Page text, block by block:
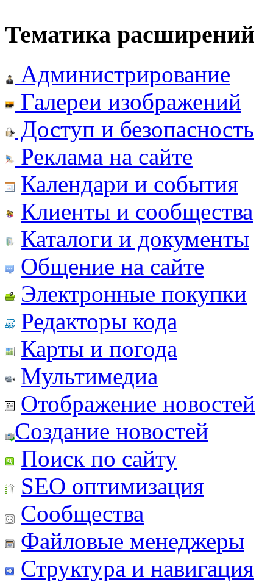
Тематика расширений
Администрирование
Галереи изображений
Доступ и безопасность
Реклама на сайте
Календари и события
Клиенты и сообщества
Каталоги и документы
Общение на сайте
Электронные покупки
Редакторы кода
Карты и погода
Мультимедиа
Отображение новостей
Создание новостей
Поиск по сайту
SEO оптимизация
Сообщества
Файловые менеджеры
Структура и навигация